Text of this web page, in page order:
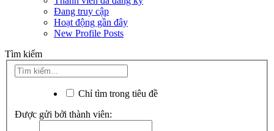
Đang truy cập
Hoạt động gần đây
New Profile Posts
Tìm kiếm
Chỉ tìm trong tiêu đề
Được gửi bởi thành viên: